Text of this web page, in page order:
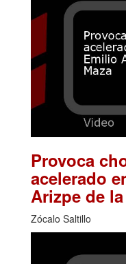
Provoca
acelerado
Arizpe de
Zócalo Saltillo